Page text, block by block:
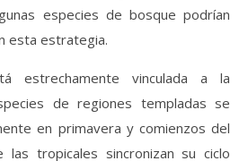
especies de bosque podrían
esta estrategia.
estrechamente vinculada a la
de regiones templadas se
en primavera y comienzos del
las tropicales sincronizan su ciclo